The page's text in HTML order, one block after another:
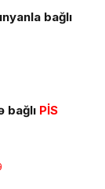
bağlı
bağlı PİS